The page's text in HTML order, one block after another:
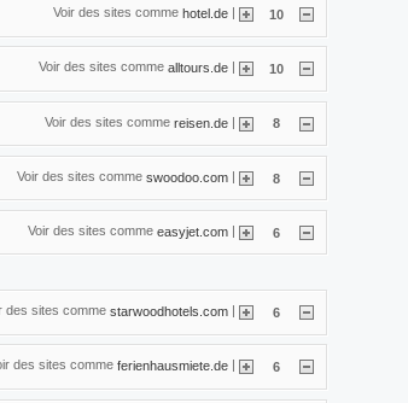
Voir des sites comme hotel.de | 10
Voir des sites comme alltours.de 10
Voir des sites comme reisen.de | 8
Voir des sites comme swoodoo.com | 8
Voir des sites comme easyjet.com | 6
des sites comme starwoodhotels.com 6
des sites comme ferienhausmiete.de 6